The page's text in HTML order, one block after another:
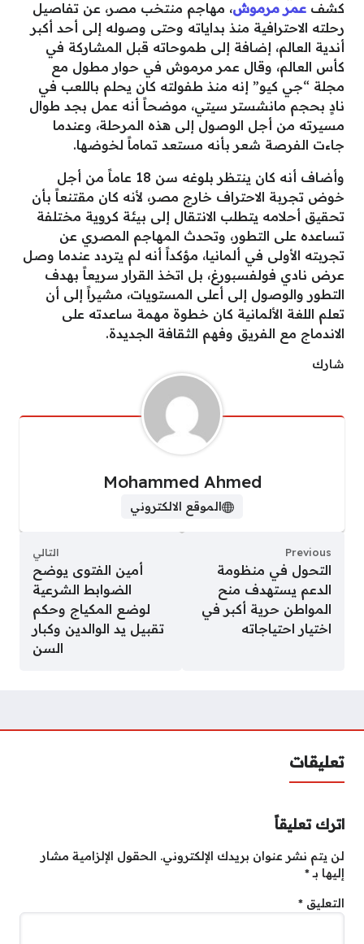
كشف عمر مرموش، مهاجم منتخب مصر، عن تفاصيل
رحلته الاحترافية منذ بداياته وحتى وصوله إلى أحد أكبر
أندية العالم، إضافة إلى طموحاته قبل المشاركة في
كأس العالم، وقال عمر مرموش في حوار مطول مع
مجلة “جي كيو” إنه منذ طفولته كان يحلم باللعب في
نادٍ بحجم مانشستر سيتي، موضحاً أنه عمل بجد طوال
مسيرته من أجل الوصول إلى هذه المرحلة، وعندما
جاءت الفرصة شعر بأنه مستعد تماماً لخوضها.
وأضاف أنه كان ينتظر بلوغه سن 18 عاماً من أجل
خوض تجربة الاحتراف خارج مصر، لأنه كان مقتنعاً بأن
تحقيق أحلامه يتطلب الانتقال إلى بيئة كروية مختلفة
تساعده على التطور، وتحدث المهاجم المصري عن
تجربته الأولى في ألمانيا، مؤكداً أنه لم يتردد عندما وصل
عرض نادي فولفسبورغ، بل اتخذ القرار سريعاً بهدف
التطور والوصول إلى أعلى المستويات، مشيراً إلى أن
تعلم اللغة الألمانية كان خطوة مهمة ساعدته على
الاندماج مع الفريق وفهم الثقافة الجديدة.
شارك
Mohammed Ahmed
الموقع الالكتروني
Previous
التحول في منظومة
الدعم يستهدف منح
المواطن حرية أكبر في
اختيار احتياجاته
التالي
أمين الفتوى يوضح
الضوابط الشرعية
لوضع المكياج وحكم
تقبيل يد الوالدين وكبار
السن
تعليقات
اترك تعليقاً
لن يتم نشر عنوان بريدك الإلكتروني. الحقول الإلزامية مشار
إليها بـ*
التعليق *